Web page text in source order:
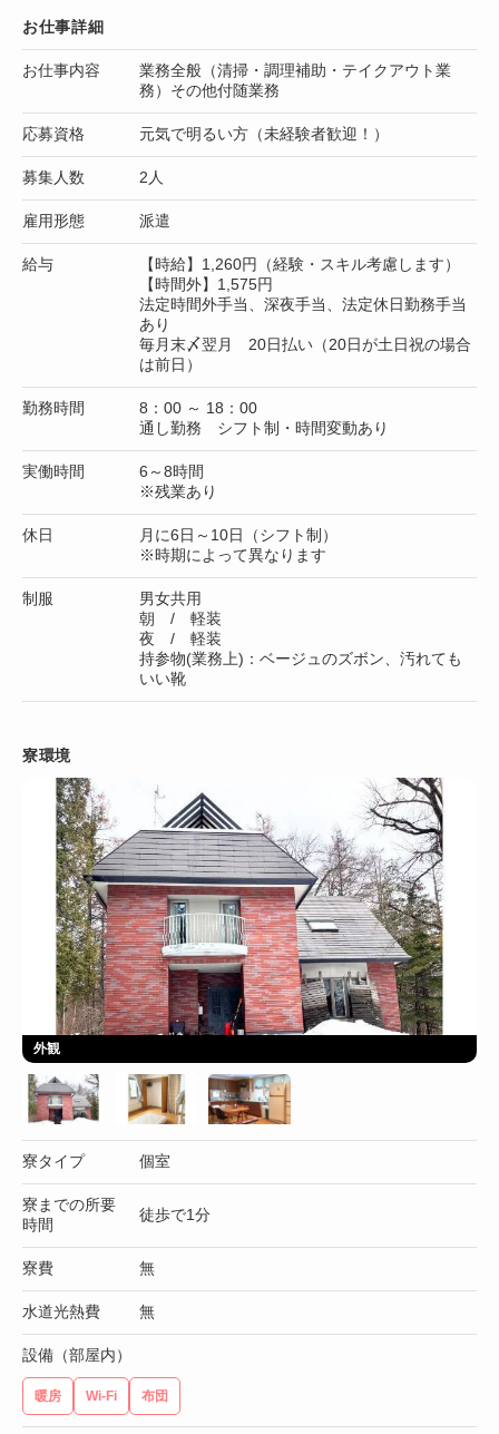
お仕事詳細
お仕事内容
業務全般（清掃・調理補助・テイクアウト業
務）その他付随業務
応募資格 元気で明るい方（未経験者歓迎！）
募集人数 2人
雇用形態 派遣
給与
【時給】1,260円（経験・スキル考慮します）
【時間外】1,575円
法定時間外手当、深夜手当、法定休日勤務手当
あり
毎月末〆翌月 20日払い（20日が土日祝の場合
は前日）
勤務時間
8：00 ～ 18：00
通し勤務 シフト制・時間変動あり
実働時間
6～8時間
※残業あり
休日
月に6日～10日（シフト制）
※時期によって異なります
制服
男女共用
朝 / 軽装
夜 / 軽装
持参物(業務上)：ベージュのズボン、汚れても
いい靴
寮環境
外観
寮タイプ 個室
寮までの所要
時間
徒歩で1分
寮費 無
水道光熱費 無
設備（部屋内）
暖房 Wi-Fi 布団